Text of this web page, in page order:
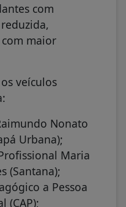
com
maior
veículos
Nonato
Urbana);
Maria
(Santana);
a Pessoa
(CAP);